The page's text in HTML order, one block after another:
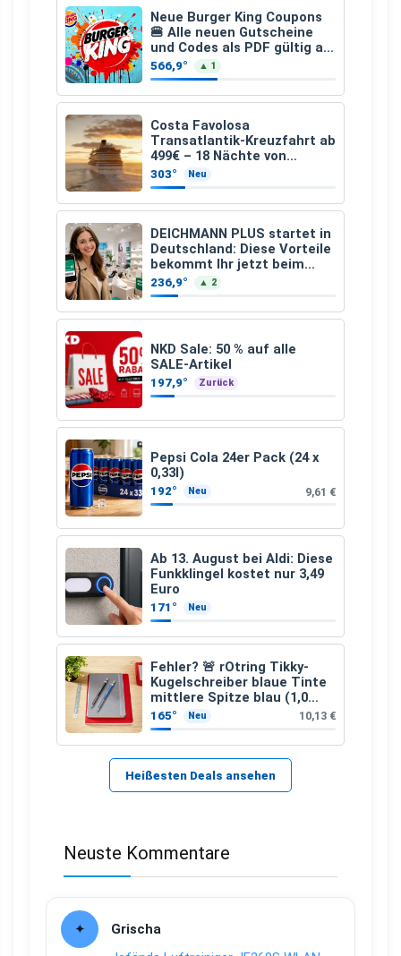
Neue Burger King Coupons
🍔 Alle neuen Gutscheine
und Codes als PDF gültig ab
25.07.2026 bis 04.09.2026
566,9° ▲ 1
Costa Favolosa
Transatlantik-Kreuzfahrt ab
499€ – 18 Nächte von
Hamburg nach Guadeloupe
303° Neu
DEICHMANN PLUS startet in
Deutschland: Diese Vorteile
bekommt Ihr jetzt beim
Schuhkauf
236,9° ▲ 2
NKD Sale: 50 % auf alle
SALE-Artikel
197,9° Zurück
Pepsi Cola 24er Pack (24 x
0,33l)
192° Neu 9,61 €
Ab 13. August bei Aldi: Diese
Funkklingel kostet nur 3,49
Euro
171° Neu
Fehler? 🚨 rOtring Tikky-
Kugelschreiber blaue Tinte
mittlere Spitze blau (1,0
mm – 12 Stück)
165° Neu 10,13 €
Heißesten Deals ansehen
Neuste Kommentare
Grischa